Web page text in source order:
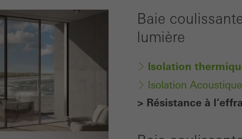
Baie
lumière
Isolation
Isolation Acoustique
> Résistance à